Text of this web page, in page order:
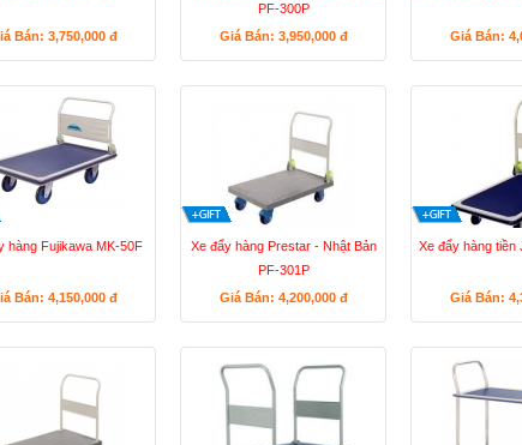
Bán: 3,750,000 đ
PF-300P
Giá Bán: 3,950,000 đ Giá Bán:
hàng Fujikawa MK-50F
Bán: 4,150,000 đ
Xe đẩy hàng Prestar - Nhật Bản
PF-301P
Giá Bán: 4,200,000 đ
Xe đẩy hàng tiền
Giá Bán: